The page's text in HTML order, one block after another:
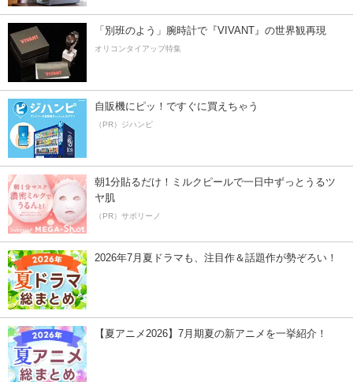
「別班のよう」腕時計で『VIVANT』の世界観再現
オリコンタイアップ特集
自販機にピッ！ですぐに買えちゃう
（PR）ジハンピ
朝1分貼るだけ！ミルクピールで一日中ずっとうるツ
ヤ肌
（PR）サボリーノ
2026年7月夏ドラマも、注目作＆話題作が勢ぞろい！
【夏アニメ2026】7月期夏の新アニメを一挙紹介！